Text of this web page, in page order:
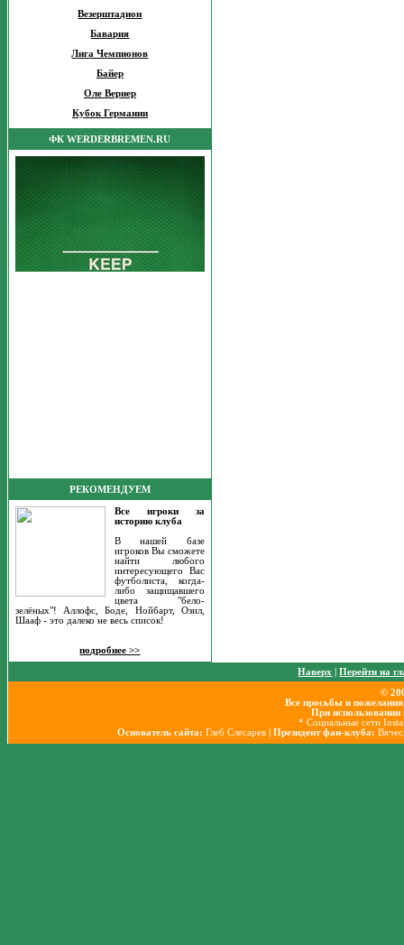
Везерштадион
Бавария
Лига Чемпионов
Байер
Оле Вернер
Кубок Германии
ФК WERDERBREMEN.RU
РЕКОМЕНДУЕМ
Все игроки за
историю клуба
В нашей базе
игроков Вы сможете
найти любого
интересующего Вас
футболиста, когда-
либо защищавшего
цвета "бело-
зелёных"! Аллофс, Боде, Нойбарт, Озил,
Шааф - это далеко не весь список!
подробнее >>
Наверх |Перейти на
©
Все просьбы и
При использовании
* Социальные сети
Основатель сайта: Глеб Слесарев | Президент фан-клуба: